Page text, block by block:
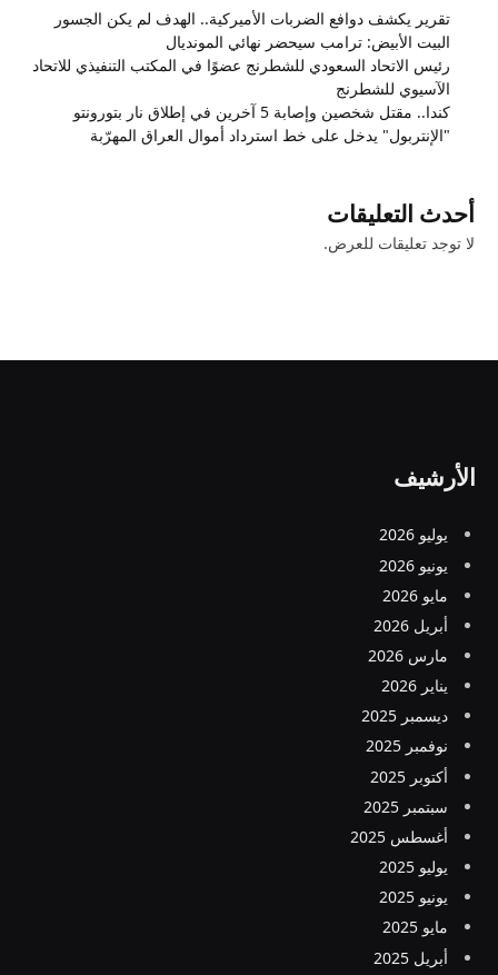
تقرير يكشف دوافع الضربات الأميركية.. الهدف لم يكن الجسور
البيت الأبيض: ترامب سيحضر نهائي المونديال
رئيس الاتحاد السعودي للشطرنج عضوًا في المكتب التنفيذي للاتحاد
الآسيوي للشطرنج
كندا.. مقتل شخصين وإصابة 5 آخرين في إطلاق نار بتورونتو
"الإنتربول" يدخل على خط استرداد أموال العراق المهرّبة
أحدث التعليقات
لا توجد تعليقات للعرض.
الأرشيف
يوليو 2026
يونيو 2026
مايو 2026
أبريل 2026
مارس 2026
يناير 2026
ديسمبر 2025
نوفمبر 2025
أكتوبر 2025
سبتمبر 2025
أغسطس 2025
يوليو 2025
يونيو 2025
مايو 2025
أبريل 2025